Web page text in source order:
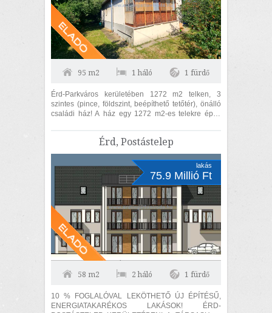
95 m2 1 háló 1 fürdő
Érd-Parkváros kerületében 1272 m2 telken, 3
szintes (pince, földszint, beépíthető tetőtér), önálló
családi ház! A ház egy 1272 m2-es telekre épült
Érd, Postástelep
lakás
75.9 Millió Ft
58 m2 2 háló 1 fürdő
10 % FOGLALÓVAL LEKÖTHETŐ ÚJ ÉPÍTÉSŰ,
ENERGIATAKARÉKOS LAKÁSOK! ÉRD-